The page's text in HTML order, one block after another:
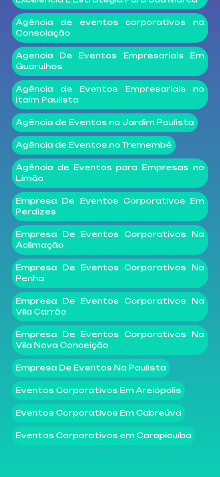
Agência de eventos corporativos na
Consolação
Agencia De Eventos Empresariais Em
Guarulhos
Agência de Eventos Empresariais no
Itaim Paulista
Agência de Eventos no Jardim Paulista
Agência de Eventos no Tremembé
Agência de Eventos para Empresas no
Limão
Empresa De Eventos Corporativos Em
Perdizes
Empresa De Eventos Corporativos Na
Aclimação
Empresa De Eventos Corporativos Na
Penha
Empresa De Eventos Corporativos Na
Vila Carrão
Empresa De Eventos Corporativos Na
Vila Nova Conceição
Empresa De Eventos Na Paulista
Eventos Corporativos Em Areiópolis
Eventos Corporativos Em Cabreúva
Eventos Corporativos em Carapicuíba